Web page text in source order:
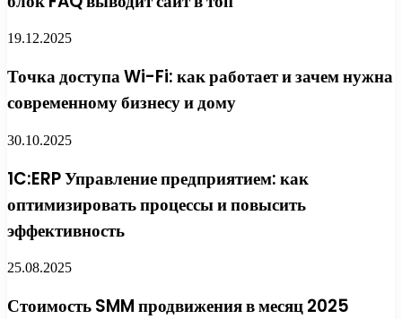
19.12.2025
Точка доступа Wi-Fi: как работает и зачем нужна
современному бизнесу и дому
30.10.2025
1C:ERP Управление предприятием: как
оптимизировать процессы и повысить
эффективность
25.08.2025
Стоимость SMM продвижения в месяц 2025